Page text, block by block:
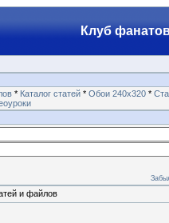
Клуб
* Каталог статей * Обои 240х320 *
и файлов